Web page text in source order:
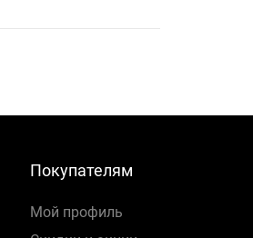
Покупателям
Мой профиль